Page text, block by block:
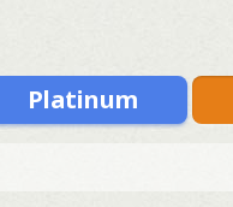
Platinum